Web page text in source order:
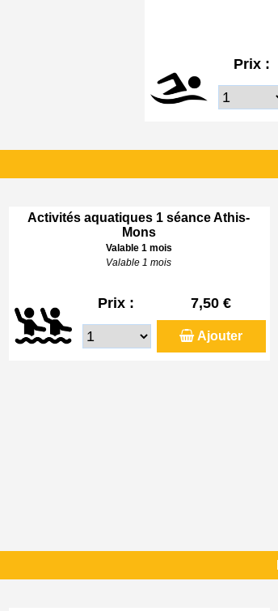
Prix :
Activités aquatiques 1 séance Athis-
Mons
Valable 1 mois
Valable 1 mois
Prix : 7,50 €
Ajouter